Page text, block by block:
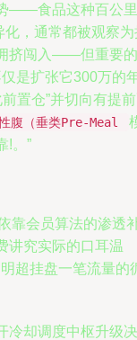
——食品这种百公里
，通常都被观察为
挤闯入——但重要的
是扩张它300万的
置仓”并切向有提
腹（垂类Pre-Meal
!。”
靠会员算法的渗透
讲究实际的口耳温
超挂盘一笔流量的
冷却调度中枢升级决